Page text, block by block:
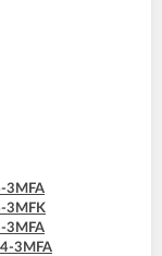
3MFA
3MFK
3MFA
3MFA